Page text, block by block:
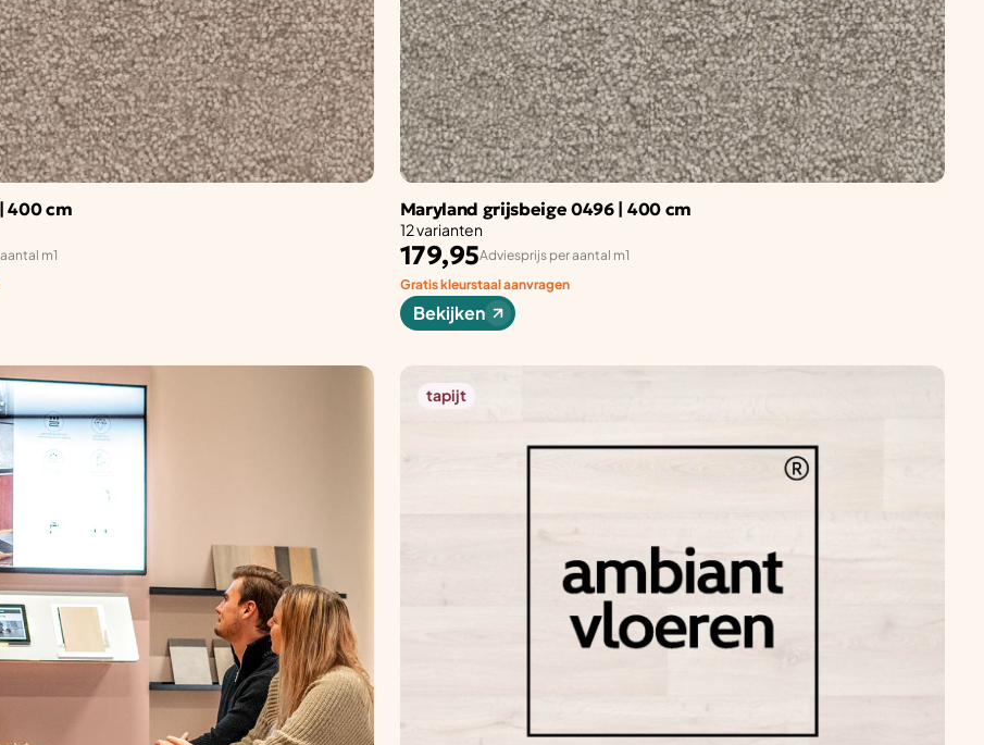
400 cm
m1
Maryland grijsbeige 0496 | 400 cm
12 varianten
179,95Adviesprijs per aantal m1
Gratis kleurstaal aanvragen
Bekijken
tapijt